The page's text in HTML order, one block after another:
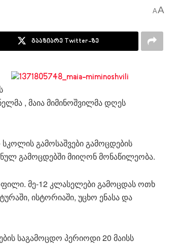
AA
გააზიარე Twitter-ზე
, მაია მიმინოშვილმა დღეს
გამოსაშვები გამოცდების
გამოცდებში მიიღონ მონაწილეობა.
მე-12 კლასელები გამოცდას ოთხ
ისტორიაში, უცხო ენასა და
საგამოცდო პერიოდი 20 მაისს